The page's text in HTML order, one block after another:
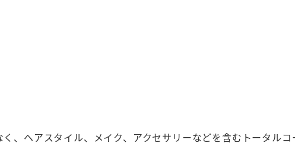
、ヘアスタイル、メイク、アクセサリーなどを含むトータルコ